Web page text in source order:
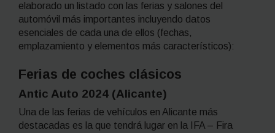
elaborado un listado con las ferias y salones del
automóvil más importantes incluyendo datos
esenciales de cada una de ellos (fechas,
emplazamiento y elementos más característicos):
Ferias de coches clásicos
Antic Auto 2024 (Alicante)
Una de las ferias de vehículos en Alicante más
destacadas es la que tendrá lugar en la IFA – Fira